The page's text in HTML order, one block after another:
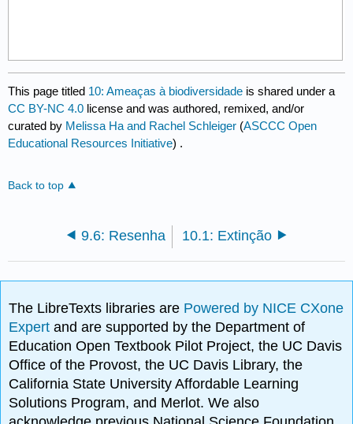
This page titled 10: Ameaças à biodiversidade is shared under a
CC BY-NC 4.0 license and was authored, remixed, and/or
curated by Melissa Ha and Rachel Schleiger (ASCCC Open
Educational Resources Initiative) .
Back to top
9.6: Resenha 10.1: Extinção
The LibreTexts libraries are Powered by NICE CXone
Expertand are supported by the Department of
Education Open Textbook Pilot Project, the UC Davis
Office of the Provost, the UC Davis Library, the
California State University Affordable Learning
Solutions Program, and Merlot. We also